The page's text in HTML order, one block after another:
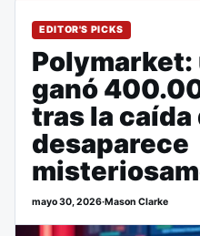
EDITOR'S PICKS
ganó
tras la caída
desaparece
mayo 30, 2026·Mason Clarke